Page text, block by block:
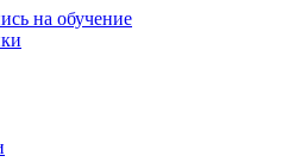
на обучение